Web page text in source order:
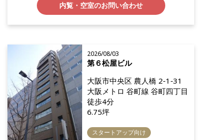
内覧・空室のお問い合わせ
2026/08/03
第６松屋ビル
大阪市中央区 農人橋 2-1-31
大阪メトロ 谷町線 谷町四丁目
徒歩4分
6.75坪
スタートアップ向け